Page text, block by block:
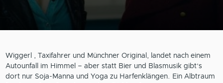
Wiggerl , Taxifahrer und Münchner Original, landet nach einem
Autounfall im Himmel – aber statt Bier und Blasmusik gibt’s
dort nur Soja-Manna und Yoga zu Harfenklängen. Ein Albtraum